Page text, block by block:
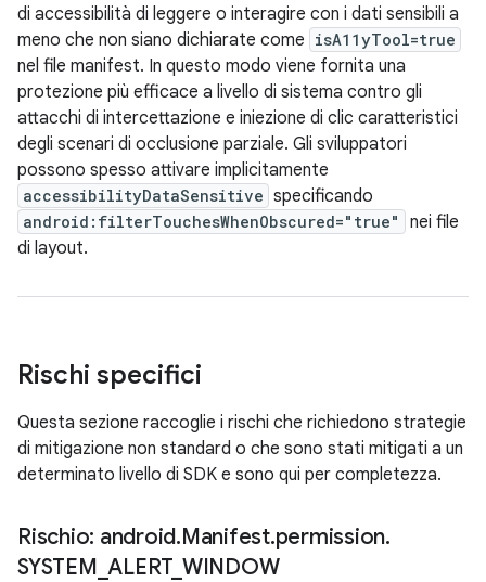
di accessibilità di leggere o interagire con i dati sensibili a
meno che non siano dichiarate come isA11yTool=true
nel file manifest. In questo modo viene fornita una
protezione più efficace a livello di sistema contro gli
attacchi di intercettazione e iniezione di clic caratteristici
degli scenari di occlusione parziale. Gli sviluppatori
possono spesso attivare implicitamente
accessibilityDataSensitive specificando
android:filterTouchesWhenObscured="true"
nei file
di layout.
Rischi specifici
Questa sezione raccoglie i rischi che richiedono strategie
di mitigazione non standard o che sono stati mitigati a un
determinato livello di SDK e sono qui per completezza.
Rischio: android.Manifest.permission.
SYSTEM _ALERT_ WINDOW